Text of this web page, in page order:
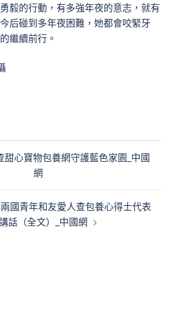
毅的行動，有多強年夜的意志，就有
后碰到多年夜困難，她都會咬緊牙
繼續前行。
甜心寶物包養網守護藍色家園_中國
網
國青年和友愛人查包養心得士代表
話（全文）_中國網